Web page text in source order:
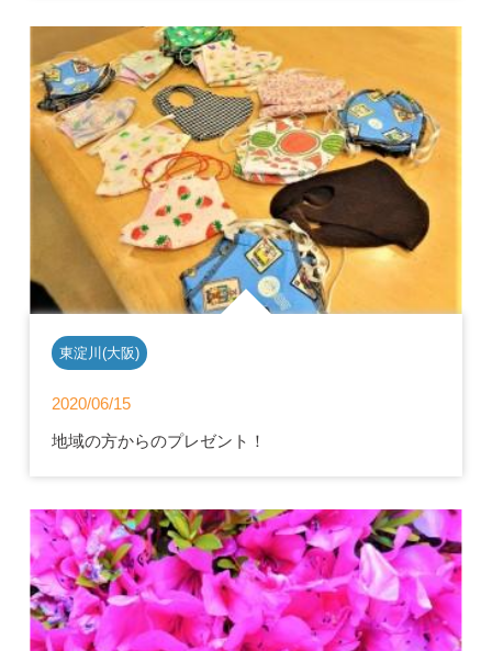
東淀川(大阪)
2020/06/15
地域の方からのプレゼント！